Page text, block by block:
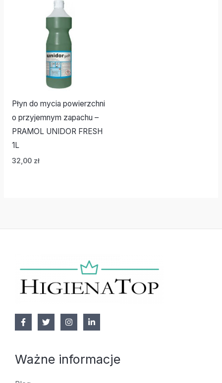
Płyn do mycia powierzchni
o przyjemnym zapachu –
PRAMOL UNIDOR FRESH
1L
32,00 zł
Ważne informacje